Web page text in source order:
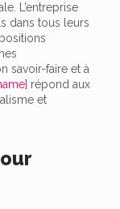
L’entreprise
dans tous leurs
savoir-faire et à
répond aux
et